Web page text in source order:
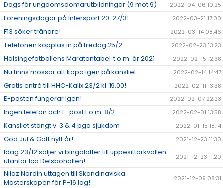
Dags för ungdomsdomarutbildningar (9 mot 9) 2022-04-06 10:25
Föreningsdagar på Intersport 20-27/3! 2022-03-21 17:00
F13 söker tränare! 2022-03-14 08:46
Telefonen kopplas in på fredag 25/2 2022-02-23 13:23
Hälsingefotbollens Maratontabell t.o.m. år 2021 2022-02-15 12:38
Nu finns mössor att köpa igen på kansliet 2022-02-14 14:47
Gratis entré till HHC-Kalix 23/2 kl. 19.00! 2022-02-11 13:38
E-posten fungerar igen! 2022-02-07 22:23
Ingen telefon och E-post t.o.m. 8/2 2022-02-01 13:58
Kansliet stängt v. 3 & 4 pga sjukdom 2022-01-15 18:14
God Jul & Gott nytt år! 2021-12-23 11:30
Idag 23/12 säljer vi bingolotter till uppesittarkvällen
utanför Ica Delsbohallen!
2021-12-23 11:20
Nilaz Nordin uttagen till Skandinaviska
Mästerskapen för P-16 lag!
2021-12-09 08:31